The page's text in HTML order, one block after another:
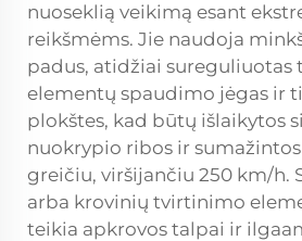
nuoseklią veikimą esant
reikšmėms. Jie naudoja
padus, atidžiai
elementų spaudimo jėgas ir
plokštes, kad būtų išlaikytos
nuokrypio ribos ir
greičiu, viršijančiu 250 km/h.
arba krovinių tvirtinimo
teikia apkrovos talpai ir